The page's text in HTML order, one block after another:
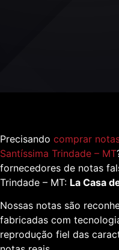
Precisando comprar
Santíssima Trindade – MT
fornecedores de notas
Trindade – MT: La Casa
Nossas notas são
fabricadas com
reprodução fiel das